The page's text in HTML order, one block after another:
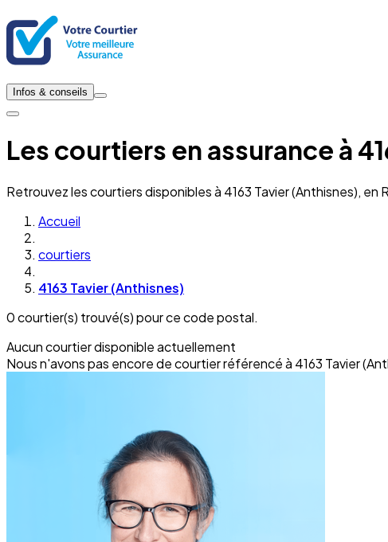
Infos & conseils
Les courtiers en assurance à
Retrouvez les courtiers disponibles à 4163 Tavier (Anthisnes), en
Accueil
courtiers
4163 Tavier (Anthisnes)
0 courtier(s) trouvé(s) pour ce code postal.
Aucun courtier disponible actuellement
Nous n'avons pas encore de courtier référencé à 4163 Tavier